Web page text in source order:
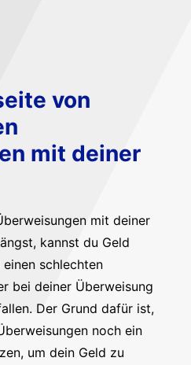
von
mit deiner
mit deiner
kannst du Geld
schlechten
bei deiner Überweisung
Der Grund dafür ist,
noch ein
um dein Geld zu